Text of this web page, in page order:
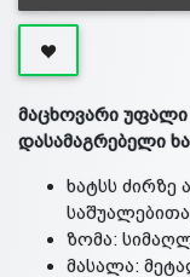
მაცხოვარი უფალი
დასამაგრებელი
ხატსს ძირზე
ზომა:
მასალა: